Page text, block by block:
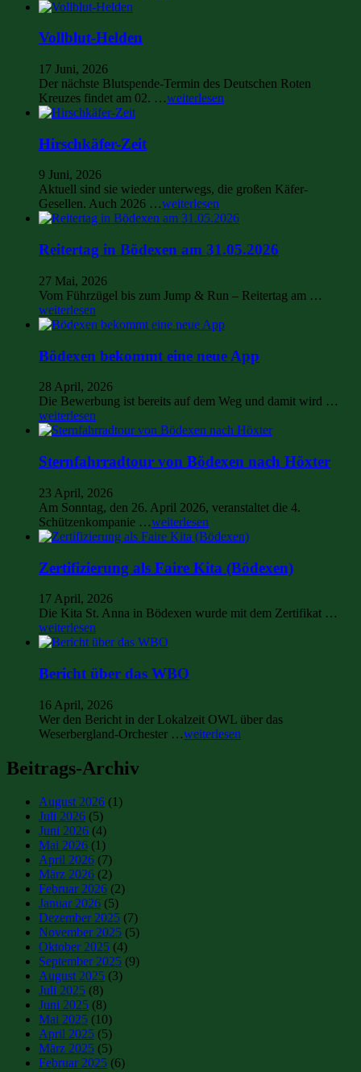
Vollblut-Helden
17 Juni, 2026
Der nächste Blutspende-Termin des Deutschen Roten
Kreuzes findet am 02. …weiterlesen
Hirschkäfer-Zeit
9 Juni, 2026
Aktuell sind sie wieder unterwegs, die großen Käfer-
Gesellen. Auch 2026 …weiterlesen
Reitertag in Bödexen am 31.05.2026
27 Mai, 2026
Vom Führzügel bis zum Jump & Run – Reitertag am …
weiterlesen
Bödexen bekommt eine neue App
28 April, 2026
Die Bewerbung ist bereits auf dem Weg und damit wird …
weiterlesen
Sternfahrradtour von Bödexen nach Höxter
23 April, 2026
Am Sonntag, den 26. April 2026, veranstaltet die 4.
Schützenkompanie …weiterlesen
Zertifizierung als Faire Kita (Bödexen)
17 April, 2026
Die Kita St. Anna in Bödexen wurde mit dem Zertifikat …
weiterlesen
Bericht über das WBO
16 April, 2026
Wer den Bericht in der Lokalzeit OWL über das
Weserbergland-Orchester …weiterlesen
Beitrags-Archiv
August 2026 (1)
Juli 2026 (5)
Juni 2026 (4)
Mai 2026 (1)
April 2026 (7)
März 2026 (2)
Februar 2026 (2)
Januar 2026 (5)
Dezember 2025 (7)
November 2025 (5)
Oktober 2025 (4)
September 2025 (9)
August 2025 (3)
Juli 2025 (8)
Juni 2025 (8)
Mai 2025 (10)
April 2025 (5)
März 2025 (5)
Februar 2025 (6)